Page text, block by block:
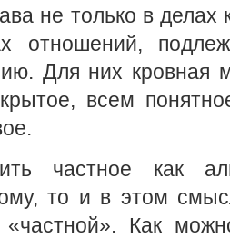
не только в
отношений,
Для них
всем
частное как
то и в этом
Как